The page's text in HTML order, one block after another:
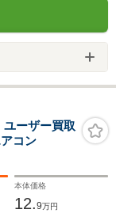
ーザー買取
コン
本体価格
12.9万円